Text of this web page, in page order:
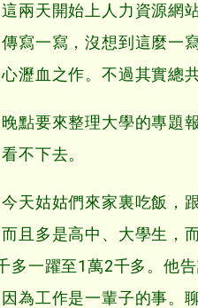
天開始上人力資源網站
寫一寫，沒想到這麼一
瀝血之作。不過其實總
要來整理大學的專題報
不下去。
姑姑們來家裏吃飯，跟
而且多是高中、大學生，
多一躍至1萬2千多。他
為工作是一輩子的事。